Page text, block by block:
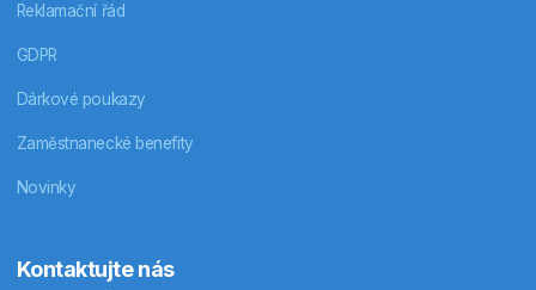
Reklamační řád
GDPR
Dárkové poukazy
Zaměstnanecké benefity
Novinky
Kontaktujte nás